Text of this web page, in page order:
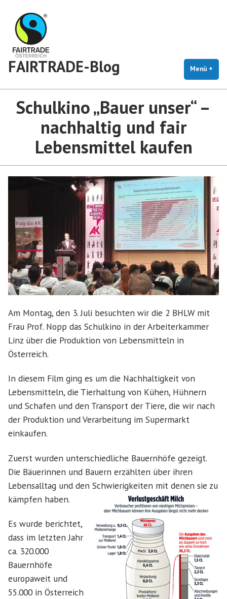
Inhalt
springen
FAIRTRADE-Blog Menü +
Schulkino „Bauer unser“ –
nachhaltig und fair
Lebensmittel kaufen
Am Montag, den 3. Juli besuchten wir die 2 BHLW mit
Frau Prof. Nopp das Schulkino in der Arbeiterkammer
Linz über die Produktion von Lebensmitteln in
Österreich.
In diesem Film ging es um die Nachhaltigkeit von
Lebensmitteln, die Tierhaltung von Kühen, Hühnern
und Schafen und den Transport der Tiere, die wir nach
der Produktion und Verarbeitung im Supermarkt
einkaufen.
Zuerst wurden unterschiedliche Bauernhöfe gezeigt.
Die Bäuerinnen und Bauern erzählten über ihren
Lebensalltag und den Schwierigkeiten mit denen sie zu
kämpfen haben.
Es wurde berichtet,
dass im letzten Jahr
ca. 320.000
Bauernhöfe
europaweit und
55.000 in Österreich